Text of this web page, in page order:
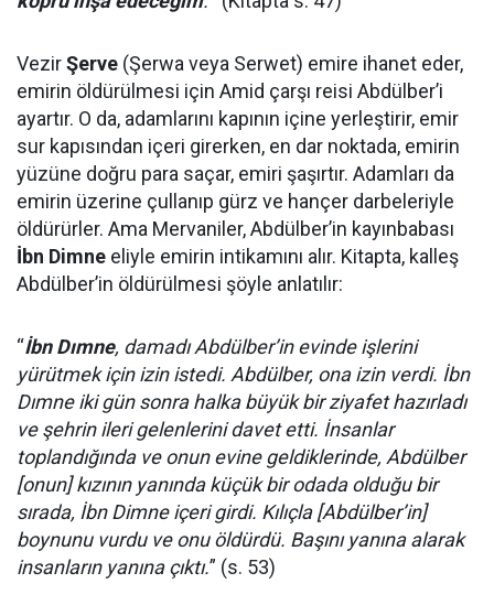
VezirŞerve (Şerwa veya Serwet) emire ihanet eder,
emirin öldürülmesi için Amid çarşı reisi Abdülber’i
ayartır. O da, adamlarını kapının içine yerleştirir, emir
sur kapısından içeri girerken, en dar noktada, emirin
yüzüne doğru para saçar, emiri şaşırtır. Adamları da
emirin üzerine çullanıp gürz ve hançer darbeleriyle
öldürürler. Ama Mervaniler, Abdülber’in kayınbabası
İbn Dimne eliyle emirin intikamını alır. Kitapta, kalleş
Abdülber’in öldürülmesi şöyle anlatılır:
“İbn Dımne, damadı Abdülber’in evinde işlerini
yürütmek için izin istedi. Abdülber, ona izin verdi. İbn
Dımne iki gün sonra halka büyük bir ziyafet hazırladı
ve şehrin ileri gelenlerini davet etti. İnsanlar
toplandığında ve onun evine geldiklerinde, Abdülber
[onun] kızının yanında küçük bir odada olduğu bir
sırada, İbn Dimne içeri girdi. Kılıçla [Abdülber’in]
boynunu vurdu ve onu öldürdü. Başını yanına alarak
insanların yanına çıktı.” (s. 53)